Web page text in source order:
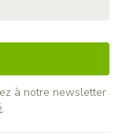
à notre newsletter
.